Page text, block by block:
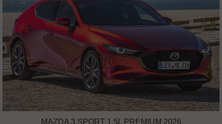
MAZDA 3 SPORT 1.5L PREMIUM 2026